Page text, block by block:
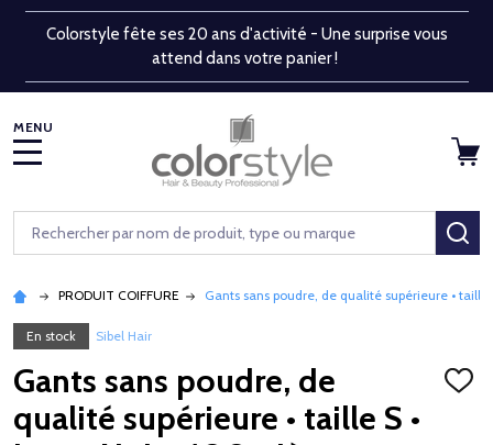
Colorstyle fête ses 20 ans d'activité - Une surprise vous
attend dans votre panier !
Rechercher
PRODUIT COIFFURE Gants sans poudre, de qualité supérieure • taille
En stock Sibel Hair
Gants sans poudre, de
qualité supérieure • taille S •